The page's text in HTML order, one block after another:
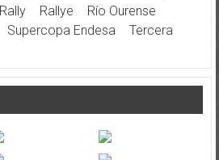
Rally Rallye
Río Ourense
Supercopa Endesa
Tercera